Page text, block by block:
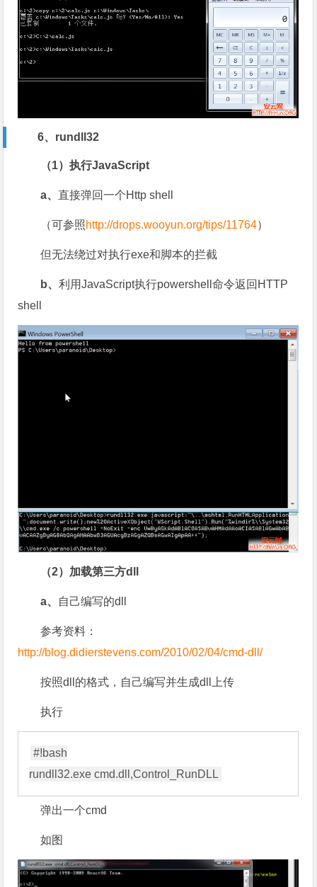
6、rundll32
（1）执行JavaScript
a、 直接弹回一个Http shell
（可参照 http://drops.wooyun.org/tips/11764）
但无法绕过对执行exe和脚本的拦截
b、利用JavaScript执行powershell命令返回HTTP
shell
（2）加载第三方dll
a、 自己编写的dll
参考资料：
http://blog.didierstevens.com/2010/02/04/cmd-dll/
按照dll的格式，自己编写并生成dll上传
执行
#!bash
弹出一个cmd
如图